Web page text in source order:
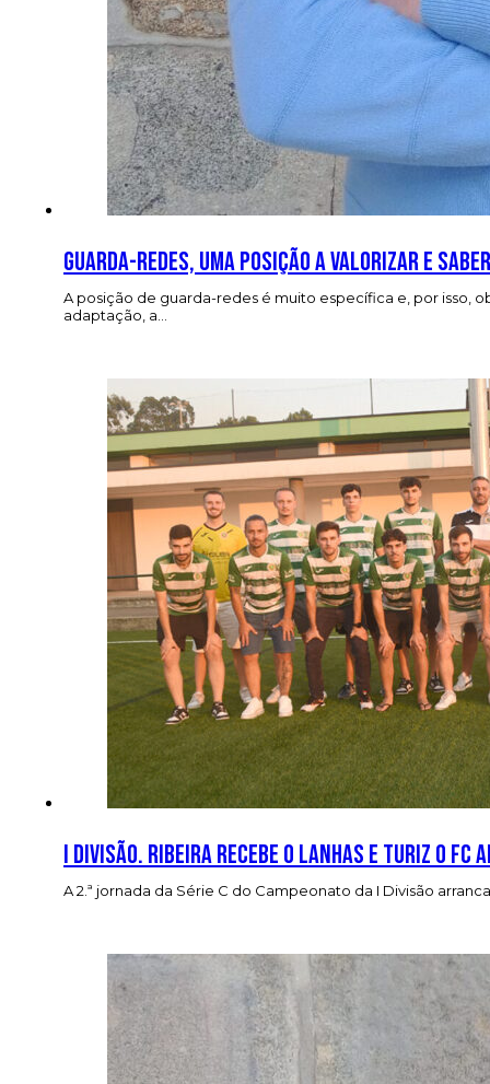
Guarda-redes, uma posição a valorizar e
A posição de guarda-redes é muito específica e, por isso,
adaptação, a…
I Divisão. Ribeira recebe o Lanhas e Turiz o FC
A 2.ª jornada da Série C do Campeonato da I Divisão